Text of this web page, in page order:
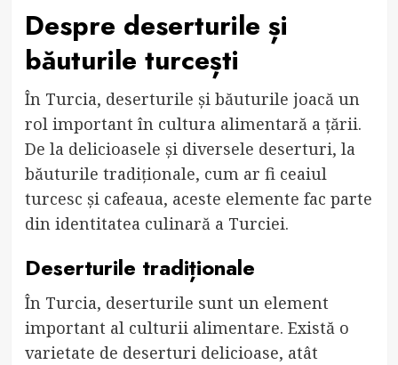
Despre deserturile și
băuturile turcești
În Turcia, deserturile și băuturile joacă un
rol important în cultura alimentară a țării.
De la delicioasele și diversele deserturi, la
băuturile tradiționale, cum ar fi ceaiul
turcesc și cafeaua, aceste elemente fac parte
din identitatea culinară a Turciei.
Deserturile tradiționale
În Turcia, deserturile sunt un element
important al culturii alimentare. Există o
varietate de deserturi delicioase, atât